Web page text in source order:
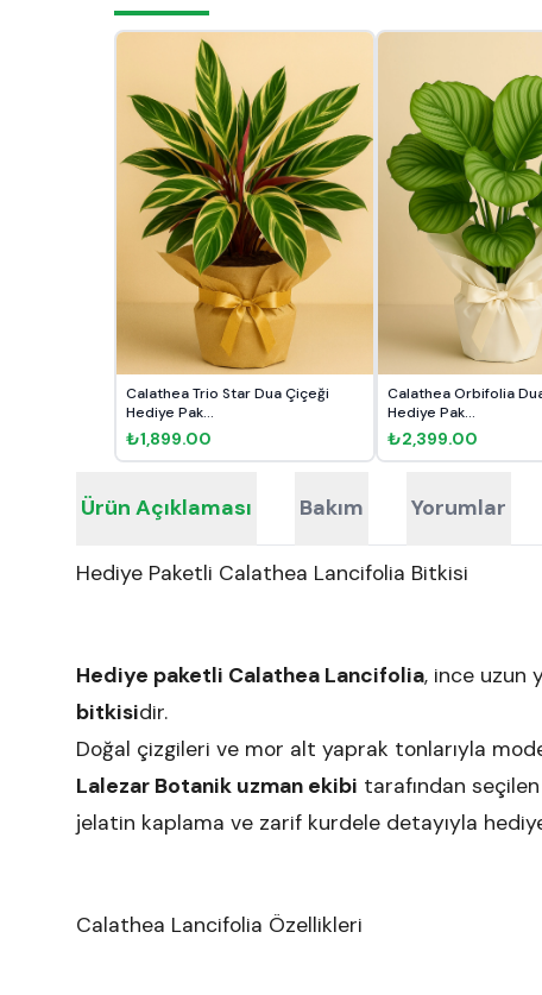
Calathea Trio Star Dua Çiçeği
Hediye Pak...
₺1,899.00
Calathea Orbifolia
Hediye Pak...
₺2,399.00
Ürün Açıklaması Bakım Yorumlar
Hediye Paketli Calathea Lancifolia Bitkisi
Hediye paketli Calathea Lancifolia, ince uzun
bitkisidir.
Doğal çizgileri ve mor alt yaprak tonlarıyla
Lalezar Botanik uzman ekibi tarafından
jelatin kaplama ve zarif kurdele detayıyla
Calathea Lancifolia Özellikleri